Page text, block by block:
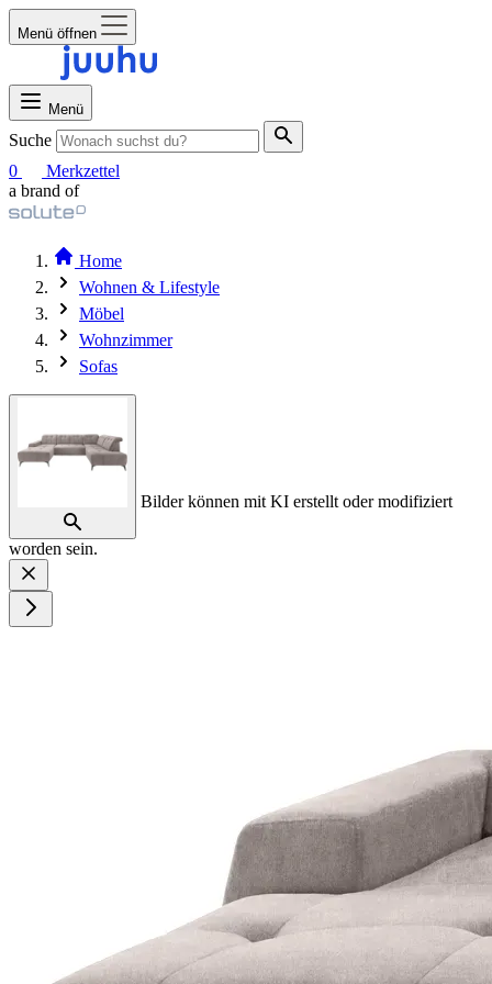
Menü öffnen
Menü
Suche
0
Merkzettel
a brand of
Home
Wohnen & Lifestyle
Möbel
Wohnzimmer
Sofas
Bilder können mit KI erstellt oder modifiziert
worden sein.